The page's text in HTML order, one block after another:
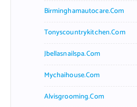
Birminghamautocare.com
Tonyscountrykitchen.com
Jbellasnailspa.com
Mychaihouse.com
Alvisgrooming.com